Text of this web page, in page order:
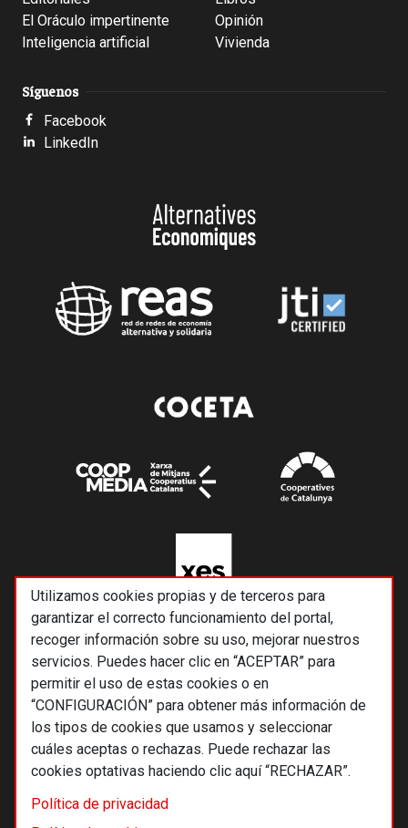
Utilizamos cookies propias y de terceros para
garantizar el correcto funcionamiento del portal,
recoger información sobre su uso, mejorar nuestros
servicios. Puedes hacer clic en “ACEPTAR” para
permitir el uso de estas cookies o en
“CONFIGURACIÓN” para obtener más información de
los tipos de cookies que usamos y seleccionar
cuáles aceptas o rechazas. Puede rechazar las
cookies optativas haciendo clic aquí “RECHAZAR”.
Política de privacidad
El Oráculo impertinente
Inteligencia artificial
Opinión
Vivienda
Síguenos
Facebook
LinkedIn
© 2026 Alternativas económicas SCCL
Footer
Términos y condiciones de uso